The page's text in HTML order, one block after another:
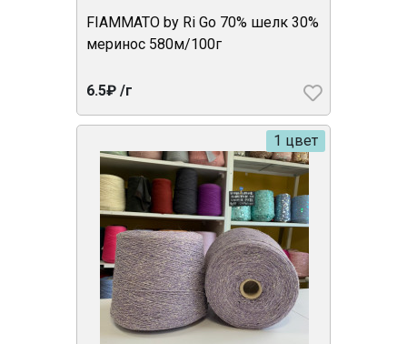
FIAMMATO by Ri Go 70% шелк 30%
меринос 580м/100г
6.5₽ /г
1 цвет